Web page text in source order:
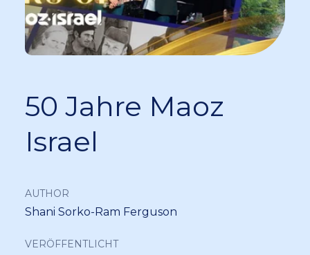
50 Jahre Maoz
Israel
AUTHOR
Shani Sorko-Ram Ferguson
VERÖFFENTLICHT